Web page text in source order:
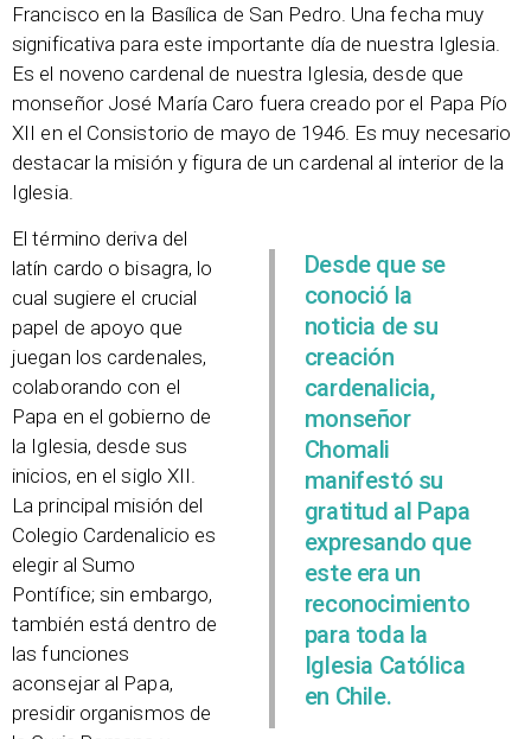
Francisco en la Basílica de San Pedro. Una fecha muy
significativa para este importante día de nuestra Iglesia.
Es el noveno cardenal de nuestra Iglesia, desde que
monseñor José María Caro fuera creado por el Papa Pío
XII en el Consistorio de mayo de 1946. Es muy necesario
destacar la misión y figura de un cardenal al interior de la
Iglesia.
Desde que se
conoció la
noticia de su
creación
cardenalicia,
monseñor
Chomali
manifestó su
gratitud al Papa
expresando que
este era un
reconocimiento
para toda la
Iglesia Católica
en Chile.
El término deriva del
latín cardo o bisagra, lo
cual sugiere el crucial
papel de apoyo que
juegan los cardenales,
colaborando con el
Papa en el gobierno de
la Iglesia, desde sus
inicios, en el siglo XII.
La principal misión del
Colegio Cardenalicio es
elegir al Sumo
Pontífice; sin embargo,
también está dentro de
las funciones
aconsejar al Papa,
presidir organismos de